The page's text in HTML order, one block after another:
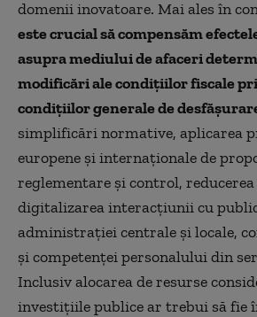
domenii inovatoare. Mai ales în
este crucial să compensăm
asupra mediului de afaceri
modificări ale condițiilor fiscale
condițiilor generale de
simplificări normative, aplicarea
europene și internaționale de
reglementare și control,
digitalizarea interacțiunii cu
administrației centrale și locale,
și competenței personalului din
Inclusiv alocarea de resurse
investițiile publice ar trebui să fie